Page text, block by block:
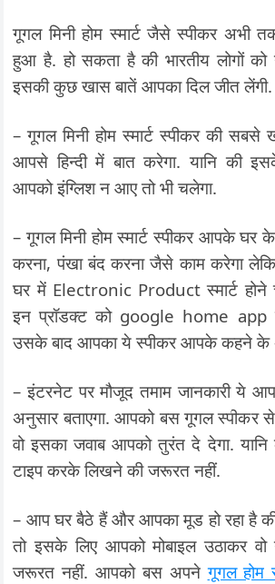
गूगल मिनी होम स्मार्ट जैसे स्पीकर अभी
हुआ है. हो सकता है की भारतीय लोगों
इसकी कुछ खास बातें आपका दिल जीत लेंगी.
– गूगल मिनी होम स्मार्ट स्पीकर की
आपसे हिन्दी में बात करेगा. यानि की
आपको इंग्लिश न आए तो भी चलेगा.
– गूगल मिनी होम स्मार्ट स्पीकर आपके घर
करना, पंखा बंद करना जैसे काम करेगा
घर में Electronic Product स्मार्ट होने
इन प्रॉडक्ट को google home
उसके बाद आपका ये स्पीकर आपके कहने के
– इंटरनेट पर मौजूद तमाम जानकारी ये
अनुसार बताएगा. आपको बस गूगल स्पीकर
वो इसका जवाब आपको तुरंत दे देगा.
टाइप करके लिखने की जरूरत नहीं.
– आप घर बैठे हैं और आपका मूड हो रहा है
तो इसके लिए आपको मोबाइल उठाकर वो
जरूरत नहीं. आपको बस अपनेगूगल होम